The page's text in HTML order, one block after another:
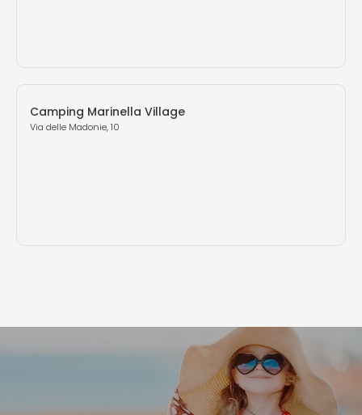
Camping Marinella Village
Via delle Madonie, 10